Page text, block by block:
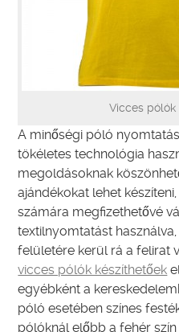
Vicces pólók
A minőségi póló
tökéletes technológia
megoldásoknak
ajándékokat lehet
számára megfizethetővé
textilnyomtatást
felületére kerül rá a felirat
vicces pólók készíthetőek
egyébként a
póló esetében színes
pólóknál előbb a fehér